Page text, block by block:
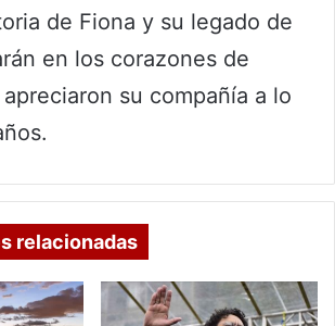
de Fiona y su legado de
en los corazones de
su compañía a lo
relacionadas